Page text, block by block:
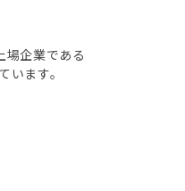
場企業である
ます。